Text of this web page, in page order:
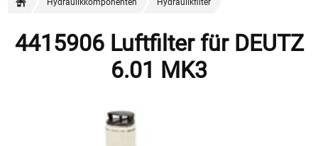
Hydraulikkomponenten Hydraulikfilter
4415906 Luftfilter für DEUTZ
6.01 MK3